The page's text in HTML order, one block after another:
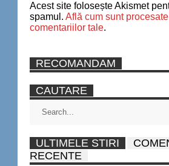
Acest site folosește Akismet
spamul. Află cum sunt
comentariilor tale.
RECOMANDAM
CAUTARE
ULTIMELE STIRI
RECENTE